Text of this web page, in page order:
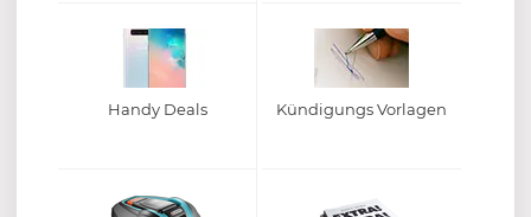
Handy Deals Kündigungs Vorlagen